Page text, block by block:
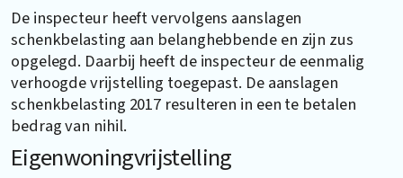
De inspecteur heeft vervolgens aanslagen
schenkbelasting aan belanghebbende en zijn zus
opgelegd. Daarbij heeft de inspecteur de eenmalig
verhoogde vrijstelling toegepast. De aanslagen
schenkbelasting 2017 resulteren in een te betalen
bedrag van nihil.
Eigenwoningvrijstelling